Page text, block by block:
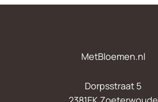
MetBloemen.nl
Dorpsstraat 5